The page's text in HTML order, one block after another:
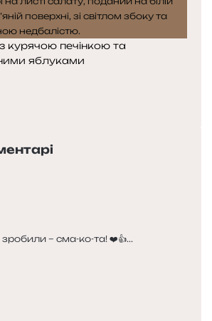
курячою печінкою та
яблуками
– сма-ко-та! ❤️👍...